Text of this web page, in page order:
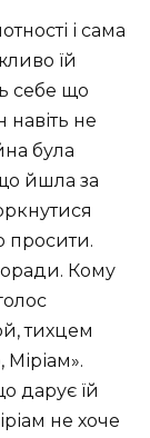
і сама
їй
себе що
навіть не
була
йшла за
просити.
Кому
тихцем
дарує їй
не хоче